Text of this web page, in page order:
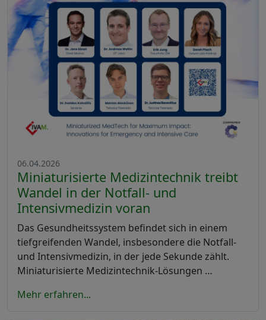
06.04.2026
Miniaturisierte Medizintechnik treibt
Wandel in der Notfall- und
Intensivmedizin voran
Das Gesundheitssystem befindet sich in einem
tiefgreifenden Wandel, insbesondere die Notfall-
und Intensivmedizin, in der jede Sekunde zählt.
Miniaturisierte Medizintechnik-Lösungen …
Mehr erfahren...